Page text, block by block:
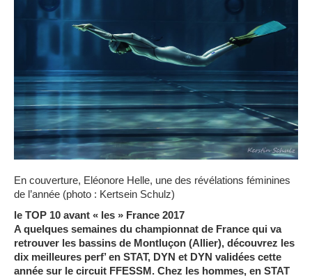
En couverture, Eléonore Helle, une des révélations féminines
de l’année (photo : Kertsein Schulz)
le TOP 10 avant « les » France 2017
A quelques semaines du championnat de France qui va
retrouver les bassins de Montluçon (Allier), découvrez les
dix meilleures perf’ en STAT, DYN et DYN validées cette
année sur le circuit FFESSM. Chez les hommes, en STAT